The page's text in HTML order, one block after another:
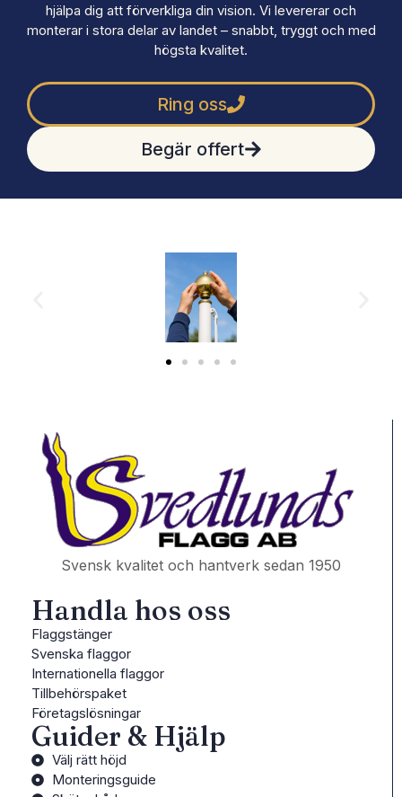
hjälpa dig att förverkliga din vision. Vi levererar och
monterar i stora delar av landet – snabbt, tryggt och med
högsta kvalitet.
Ring oss
Begär offert
Svensk kvalitet och hantverk sedan 1950
Handla hos oss
Flaggstänger
Svenska flaggor
Internationella flaggor
Tillbehörspaket
Företagslösningar
Guider & Hjälp
Välj rätt höjd
Monteringsguide